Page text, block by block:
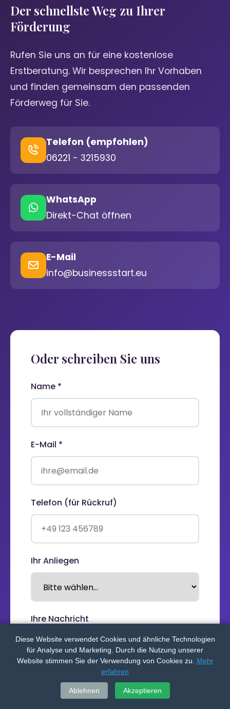
Der schnellste Weg zu Ihrer
Förderung
Rufen Sie uns an für eine kostenlose
Erstberatung. Wir besprechen Ihr Vorhaben
und finden gemeinsam den passenden
Förderweg für Sie.
Telefon (empfohlen)
06221 - 3215930
WhatsApp
Direkt-Chat öffnen
E-Mail
info@businessstart.eu
Oder schreiben Sie uns
Name *
E-Mail *
Telefon (für Rückruf)
Ihr Anliegen
Ihre Nachricht
Diese Website verwendet Cookies und ähnliche Technologien
für Analyse und Marketing. Durch die Nutzung unserer
Website stimmen Sie der Verwendung von Cookies zu.
Mehr
erfahren
Ablehnen Akzeptieren